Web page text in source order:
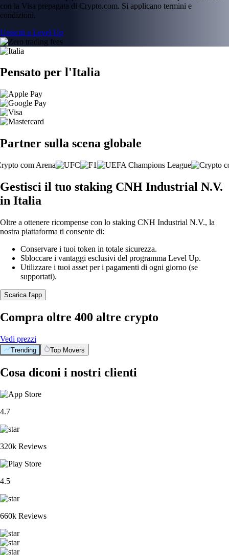
con la Visa prepagata di Crypto.com. Si applicano termini e
condizioni.
Unisciti a Level Up
Pensato per l'Italia
Partner sulla scena globale
Gestisci il tuo staking CNH Industrial N.V.
in Italia
Oltre a ottenere ricompense con lo staking CNH Industrial N.V., la
nostra piattaforma ti consente di:
Conservare i tuoi token in totale sicurezza.
Sbloccare i vantaggi esclusivi del programma Level Up.
Utilizzare i tuoi asset per i pagamenti di ogni giorno (se
supportati).
Scarica l'app
Compra oltre 400 altre crypto
Vedi prezzi
Trending Top Movers
Cosa diconi i nostri clienti
4.7
320k Reviews
4.5
660k Reviews